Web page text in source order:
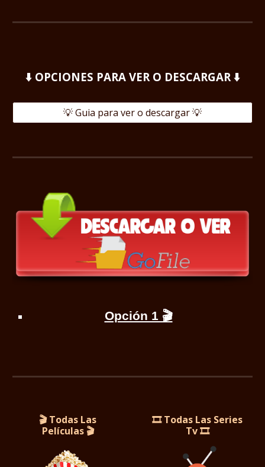
⬇️ OPCIONES PARA VER O DESCARGAR ⬇️
💡 Guia para ver o descargar 💡
Opción 1 🎬
🎬 Todas Las
Películas🎬
🎞️ Todas Las Series
Tv 🎞️